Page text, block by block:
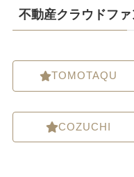
不動産クラウドフ
TOMOTAQU
COZUCHI